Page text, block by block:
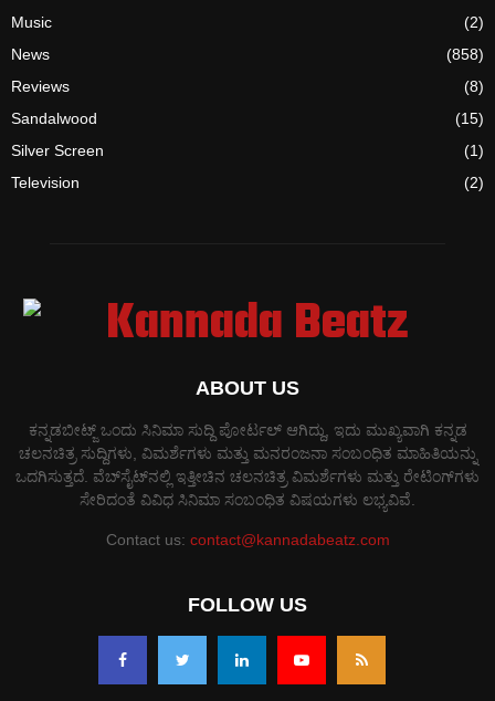
Music
(2)
News
(858)
Reviews
(8)
Sandalwood
(15)
Silver Screen
(1)
Television
(2)
ABOUT US
ಕನ್ನಡಬೀಟ್ಜ್ ಒಂದು ಸಿನಿಮಾ ಸುದ್ದಿ ಪೋರ್ಟಲ್ ಆಗಿದ್ದು, ಇದು ಮುಖ್ಯವಾಗಿ ಕನ್ನಡ
ಚಲನಚಿತ್ರ ಸುದ್ದಿಗಳು, ವಿಮರ್ಶೆಗಳು ಮತ್ತು ಮನರಂಜನಾ ಸಂಬಂಧಿತ ಮಾಹಿತಿಯನ್ನು
ಒದಗಿಸುತ್ತದೆ. ವೆಬ್‌ಸೈಟ್‌ನಲ್ಲಿ ಇತ್ತೀಚಿನ ಚಲನಚಿತ್ರ ವಿಮರ್ಶೆಗಳು ಮತ್ತು ರೇಟಿಂಗ್‌ಗಳು
ಸೇರಿದಂತೆ ವಿವಿಧ ಸಿನಿಮಾ ಸಂಬಂಧಿತ ವಿಷಯಗಳು ಲಭ್ಯವಿವೆ.
Contact us: contact@kannadabeatz.com
FOLLOW US